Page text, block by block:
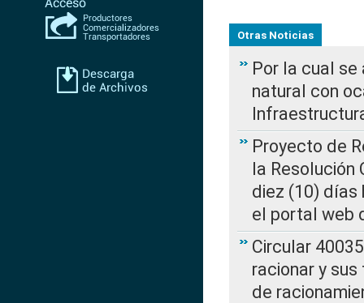
Otras Noticias
Por la cual
natural con
Proyecto de
la Resolución
diez (10) días
el portal web
Circular
racionar y
de